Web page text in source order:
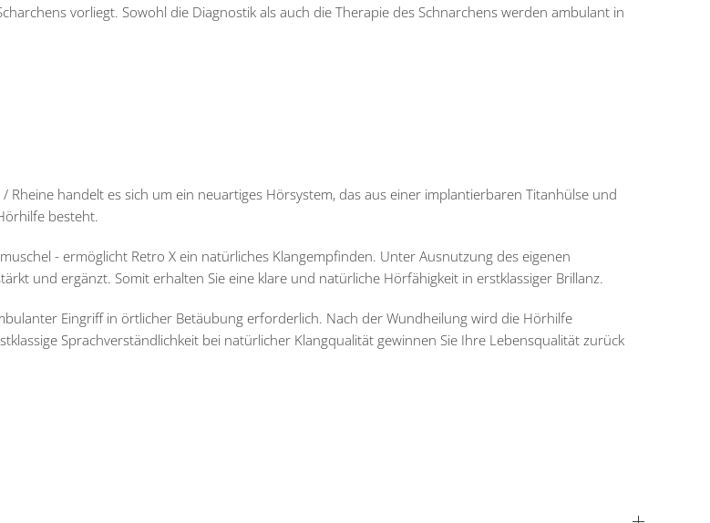
vorliegt. Sowohl die Diagnostik als auch die Therapie des Schnarchens werden ambulant in
handelt es sich um ein neuartiges Hörsystem, das aus einer implantierbaren Titanhülse und
besteht.
- ermöglicht Retro X ein natürliches Klangempfinden. Unter Ausnutzung des eigenen
und ergänzt. Somit erhalten Sie eine klare und natürliche Hörfähigkeit in erstklassiger Brillanz.
Eingriff in örtlicher Betäubung erforderlich. Nach der Wundheilung wird die Hörhilfe
Sprachverständlichkeit bei natürlicher Klangqualität gewinnen Sie Ihre Lebensqualität zurück